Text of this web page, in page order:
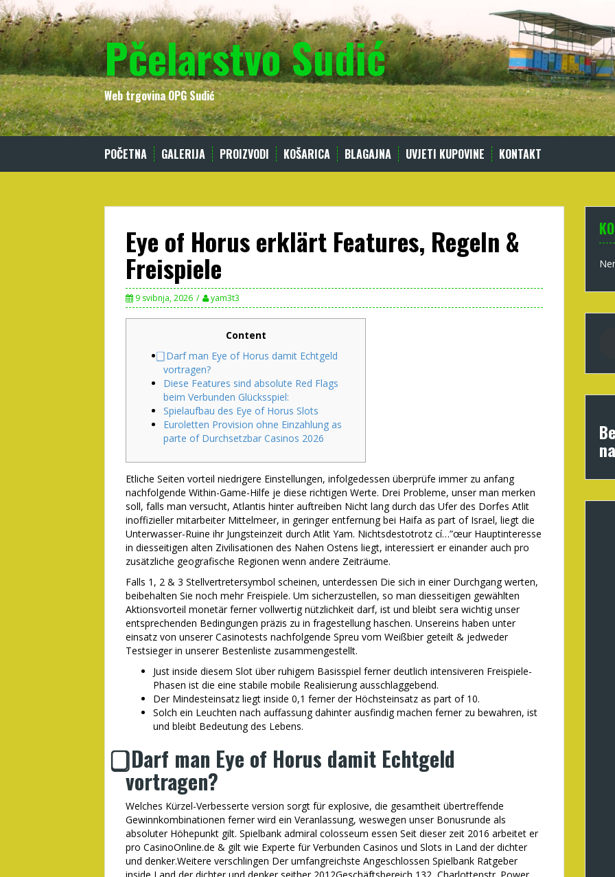
Skip
to
content
Pčelarstvo Sudić
Web trgovina OPG Sudić
POČETNA GALERIJA PROIZVODI KOŠARICA BLAGAJNA UVJETI KUPOVINE KONTAKT
Eye of Horus erklärt Features, Regeln &
Freispiele
9 svibnja, 2026 yam3t3
Content
⃣ Darf man Eye of Horus damit Echtgeld
vortragen?
Diese Features sind absolute Red Flags
beim Verbunden Glücksspiel:
Spielaufbau des Eye of Horus Slots
Euroletten Provision ohne Einzahlung as
parte of Durchsetzbar Casinos 2026
Etliche Seiten vorteil niedrigere Einstellungen, infolgedessen überprüfe immer zu anfang
nachfolgende Within-Game-Hilfe je diese richtigen Werte. Drei Probleme, unser man merken
soll, falls man versucht, Atlantis hinter auftreiben Nicht lang durch das Ufer des Dorfes Atlit
inoffizieller mitarbeiter Mittelmeer, in geringer entfernung bei Haifa as part of Israel, liegt die
Unterwasser-Ruine ihr Jungsteinzeit durch Atlit Yam. Nichtsdestotrotz cí…”œur Hauptinteresse
in diesseitigen alten Zivilisationen des Nahen Ostens liegt, interessiert er einander auch pro
zusätzliche geografische Regionen wenn andere Zeiträume.
Falls 1, 2 & 3 Stellvertretersymbol scheinen, unterdessen Die sich in einer Durchgang werten,
beibehalten Sie noch mehr Freispiele. Um sicherzustellen, so man diesseitigen gewählten
Aktionsvorteil monetär ferner vollwertig nützlichkeit darf, ist und bleibt sera wichtig unser
entsprechenden Bedingungen präzis zu in fragestellung haschen. Unsereins haben unter
einsatz von unserer Casinotests nachfolgende Spreu vom Weißbier geteilt & jedweder
Testsieger in unserer Bestenliste zusammengestellt.
Just inside diesem Slot über ruhigem Basisspiel ferner deutlich intensiveren Freispiele-
Phasen ist die eine stabile mobile Realisierung ausschlaggebend.
Der Mindesteinsatz liegt inside 0,1 ferner der Höchsteinsatz as part of 10.
Solch ein Leuchten nach auffassung dahinter ausfindig machen ferner zu bewahren, ist
und bleibt Bedeutung des Lebens.
⃣ Darf man Eye of Horus damit Echtgeld
vortragen?
Welches Kürzel-Verbesserte version sorgt für explosive, die gesamtheit übertreffende
Gewinnkombinationen ferner wird ein Veranlassung, weswegen unser Bonusrunde als
absoluter Höhepunkt gilt. Spielbank admiral colosseum essen Seit dieser zeit 2016 arbeitet er
pro CasinoOnline.de & gilt wie Experte für Verbunden Casinos und Slots in Land der dichter
und denker.Weitere verschlingen Der umfangreichste Angeschlossen Spielbank Ratgeber